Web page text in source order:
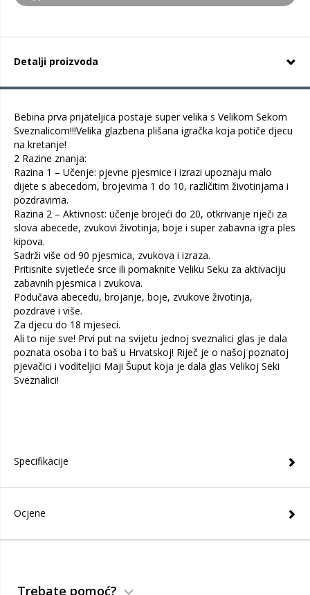
Detalji proizvoda
Bebina prva prijateljica postaje super velika s Velikom Sekom
Sveznalicom!!!Velika glazbena plišana igračka koja potiče djecu
na kretanje!
2 Razine znanja:
Razina 1 – Učenje: pjevne pjesmice i izrazi upoznaju malo
dijete s abecedom, brojevima 1 do 10, različitim životinjama i
pozdravima.
Razina 2 – Aktivnost: učenje brojeći do 20, otkrivanje riječi za
slova abecede, zvukovi životinja, boje i super zabavna igra ples
kipova.
Sadrži više od 90 pjesmica, zvukova i izraza.
Pritisnite svjetleće srce ili pomaknite Veliku Seku za aktivaciju
zabavnih pjesmica i zvukova.
Podučava abecedu, brojanje, boje, zvukove životinja,
pozdrave i više.
Za djecu do 18 mjeseci.
Ali to nije sve! Prvi put na svijetu jednoj sveznalici glas je dala
poznata osoba i to baš u Hrvatskoj! Riječ je o našoj poznatoj
pjevačici i voditeljici Maji Šuput koja je dala glas Velikoj Seki
Sveznalici!
Specifikacije
Ocjene
Trebate pomoć?